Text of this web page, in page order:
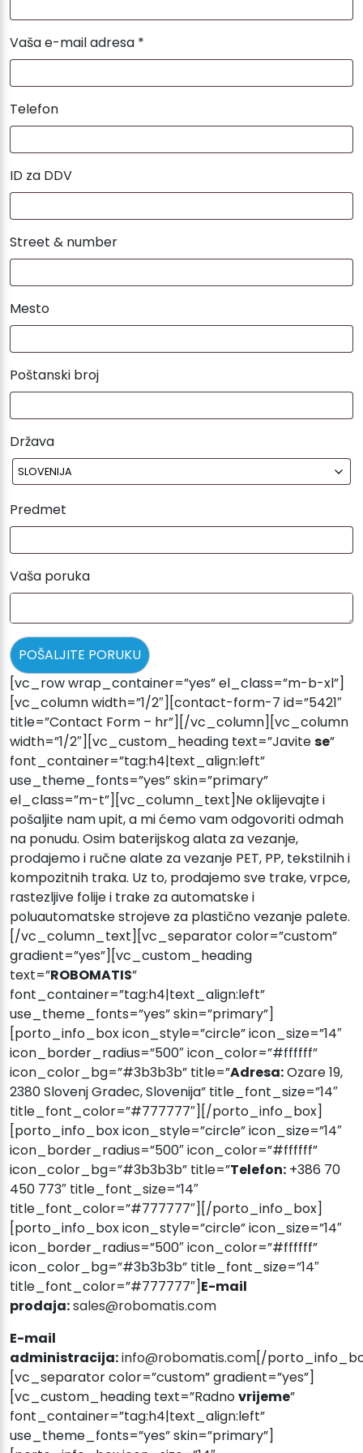
Vaša e-mail adresa *
Telefon
ID za DDV
Street & number
Mesto
Poštanski broj
Država
Predmet
Vaša poruka
POŠALJITE PORUKU
[vc_row wrap_container=”yes” el_class=”m-b-xl”]
[vc_column width=”1/2″][contact-form-7 id=”5421″
title=”Contact Form – hr”][/vc_column][vc_column
width=”1/2″][vc_custom_heading text=”Javitese”
font_container=”tag:h4|text_align:left”
use_theme_fonts=”yes” skin=”primary”
el_class=”m-t”][vc_column_text]Ne oklijevajte i
pošaljite nam upit, a mi ćemo vam odgovoriti odmah
na ponudu. Osim baterijskog alata za vezanje,
prodajemo i ručne alate za vezanje PET, PP, tekstilnih i
kompozitnih traka. Uz to, prodajemo sve trake, vrpce,
rastezljive folije i trake za automatske i
poluautomatske strojeve za plastično vezanje palete.
[/vc_column_text][vc_separator color=”custom”
gradient=”yes”][vc_custom_heading
text=”ROBOMATIS”
font_container=”tag:h4|text_align:left”
use_theme_fonts=”yes” skin=”primary”]
[porto_info_box icon_style=”circle” icon_size=”14″
icon_border_radius=”500″ icon_color=”#ffffff”
icon_color_bg=”#3b3b3b” title=”Adresa:Ozare 19,
2380 Slovenj Gradec, Slovenija” title_font_size=”14″
title_font_color=”#777777″][/porto_info_box]
[porto_info_box icon_style=”circle” icon_size=”14″
icon_border_radius=”500″ icon_color=”#ffffff”
icon_color_bg=”#3b3b3b” title=”Telefon: +386 70
450 773″ title_font_size=”14″
title_font_color=”#777777″][/porto_info_box]
[porto_info_box icon_style=”circle” icon_size=”14″
icon_border_radius=”500″ icon_color=”#ffffff”
icon_color_bg=”#3b3b3b” title_font_size=”14″
title_font_color=”#777777″]E-mail
prodaja:sales@robomatis.com
E-mail
administracija:info@robomatis.com[/
[vc_separator color=”custom” gradient=”yes”]
[vc_custom_heading text=”Radnovrijeme”
font_container=”tag:h4|text_align:left”
use_theme_fonts=”yes” skin=”primary”]